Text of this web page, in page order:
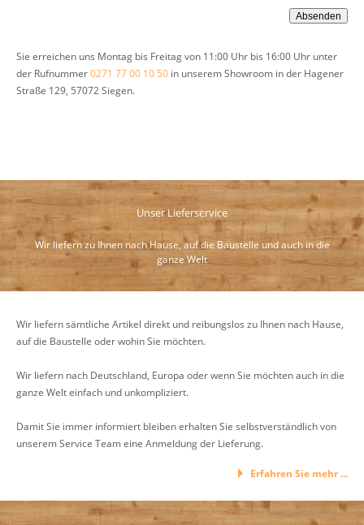
Sie erreichen uns Montag bis Freitag von 11:00 Uhr bis 16:00 Uhr unter
der Rufnummer0271 77 00 10 50 in unserem Showroom in der Hagener
Straße 129, 57072 Siegen.
Unser Lieferservice
Wir liefern zu Ihnen nach Hause, auf die Baustelle und auch in die
ganze Welt
Wir liefern sämtliche Artikel direkt und reibungslos zu Ihnen nach Hause,
auf die Baustelle oder wohin Sie möchten.
Wir liefern nach Deutschland, Europa oder wenn Sie möchten auch in die
ganze Welt einfach und unkompliziert.
Damit Sie immer informiert bleiben erhalten Sie selbstverständlich von
unserem Service Team eine Anmeldung der Lieferung.
Erfahren Sie mehr ...